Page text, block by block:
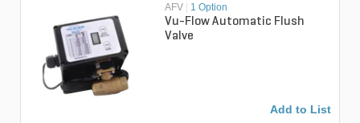
AFV | 1 Option
Vu-Flow Automatic Flush
Valve
Add to List